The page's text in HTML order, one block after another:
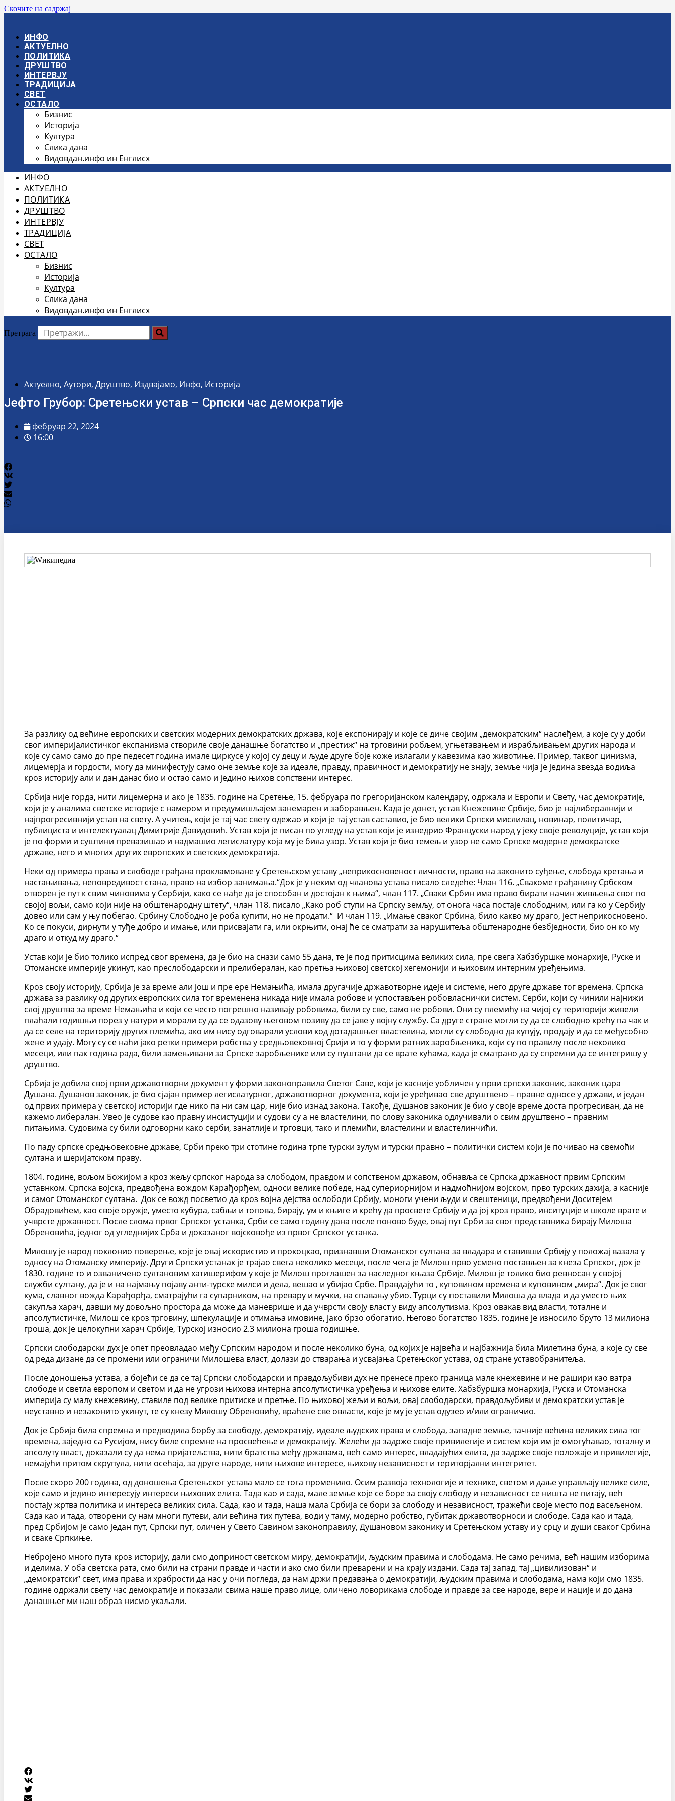
Скочите на садржај
ИНФО
АКТУЕЛНО
ПОЛИТИКА
ДРУШТВО
ИНТЕРВЈУ
ТРАДИЦИЈА
СВЕТ
ОСТАЛО
Бизнис
Историја
Култура
Слика дана
Видовдан.инфо ин Енглисх
ИНФО
АКТУЕЛНО
ПОЛИТИКА
ДРУШТВО
ИНТЕРВЈУ
ТРАДИЦИЈА
СВЕТ
ОСТАЛО
Бизнис
Историја
Култура
Слика дана
Видовдан.инфо ин Енглисх
Претрага
Актуелно, Аутори, Друштво, Издвајамо, Инфо, Историја
Јефто Грубор: Сретењски устав – Српски час демократије
фебруар 22, 2024
16:00
За разлику од већине европских и светских модерних демократских држава, које експонирају и које се диче својим „демократским“ наслеђем, а које су у доби
свог империјалистичког експанизма створиле своје данашње богатство и „престиж“ на трговини робљем, угњетавањем и израбљивањем других народа и
које су само само до пре педесет година имале циркусе у којој су децу и људе друге боје коже излагали у кавезима као животиње. Пример, таквог цинизма,
лицемерја и гордости, могу да минифестују само оне земље које за идеале, правду, правичност и демократију не знају, земље чија је једина звезда водиља
кроз историју али и дан данас био и остао само и једино њихов сопствени интерес.
Србија није горда, нити лицемерна и ако је 1835. године на Сретење, 15. фебруара по грегоријанском календару, одржала и Европи и Свету, час демократије,
који је у аналима светске историје с намером и предумишљајем занемарен и заборављен. Када је донет, устав Кнежевине Србије, био је најлибералнији и
најпрогресивнији устав на свету. А учитељ, који је тај час свету одежао и који је тај устав саставио, је био велики Српски мислилац, новинар, политичар,
публициста и интелектуалац Димитрије Давидовић. Устав који је писан по угледу на устав који је изнедрио Француски народ у јеку своје револуције, устав који
је по форми и суштини превазишао и надмашио легислатуру која му је била узор. Устав који је био темељ и узор не само Српске модерне демократске
државе, него и многих других европских и светских демократија.
Неки од примера права и слободе грађана прокламоване у Сретењском уставу „неприкосновеност личности, право на законито суђење, слобода кретања и
настањивања, неповредивост стана, право на избор занимања.“Док је у неким од чланова устава писало следеће: Члан 116. „Свакоме грађанину Србском
отворен је пут к свим чиновима у Сербији, како се нађе да је способан и достојан к њима“, члан 117. „Сваки Србин има право бирати начин живљења свог по
својој вољи, само који није на обштенародну штету“, члан 118. писало „Како роб ступи на Српску земљу, от онога часа постаје слободним, или га ко у Сербију
довео или сам у њу побегао. Србину Слободно је роба купити, но не продати.“ И члан 119. „Имање сваког Србина, било какво му драго, јест неприкосновено.
Ко се покуси, дирнути у туђе добро и имање, или присвајати га, или окрњити, онај ће се сматрати за нарушитеља обштенародне безбједности, био он ко му
драго и откуд му драго.“
Устав који је био толико испред свог времена, да је био на снази само 55 дана, те је под притисцима великих сила, пре свега Хабзбуршке монархије, Руске и
Отоманске империје укинут, као преслободарски и прелибералан, као претња њиховој светској хегемонији и њиховим интерним уређењима.
Кроз своју историју, Србија је за време али још и пре ере Немањића, имала другачије државотворне идеје и системе, него друге државе тог времена. Српска
држава за разлику од других европских сила тог временена никада није имала робове и успостављен робовласнички систем. Серби, који су чинили најнижи
слој друштва за време Немањића и који се често погрешно називају робовима, били су све, само не робови. Они су племићу на чијој су територији живели
плаћали годишњи порез у натури и морали су да се одазову његовом позиву да се јаве у војну службу. Са друге стране могли су да се слободно крећу па чак и
да се селе на територију других племића, ако им нису одговарали услови код дотадашњег властелина, могли су слободно да купују, продају и да се међусобно
жене и удају. Могу су се наћи јако ретки примери робства у средњовековној Срији и то у форми ратних заробљеника, који су по правилу после неколико
месеци, или пак година рада, били замењивани за Српске заробљенике или су пуштани да се врате кућама, када је сматрано да су спремни да се интегришу у
друштво.
Србија је добила свој први државотворни документ у форми законоправила Светог Саве, који је касније уобличен у први српски законик, законик цара
Душана. Душанов законик, је био сјајан пример легислатурног, државотворног документа, који је уређивао све друштвено – правне односе у држави, и један
од првих примера у светској историји где нико па ни сам цар, није био изнад закона. Такође, Душанов законик је био у своје време доста прогресиван, да не
кажемо либералан. Увео је судове као правну инсистуцији и судови су а не властелини, по слову законика одлучивали о свим друштвено – правним
питањима. Судовима су били одговорни како серби, занатлије и трговци, тако и племићи, властелини и властелинчићи.
По паду српске средњовековне државе, Срби преко три стотине година трпе турски зулум и турски правно – политички систем који је почивао на свемоћи
султана и шеријатском праву.
1804. године, вољом Божијом а кроз жељу српског народа за слободом, правдом и сопственом државом, обнавља се Српска државност првим Српским
уставнком. Српска војска, предвођена вождом Карађорђем, односи велике победе, над супериорнијом и надмоћнијом војском, прво турских дахија, а касније
и самог Отоманског султана. Док се вожд посветио да кроз војна дејства ослободи Србију, моноги учени људи и свештеници, предвођени Доситејем
Обрадовићем, као своје оружје, уместо кубура, сабљи и топова, бирају, ум и књиге и крећу да просвете Србију и да јој кроз право, инситуције и школе врате и
учврсте државност. После слома првог Српског устанка, Срби се само годину дана после поново буде, овај пут Срби за свог представника бирају Милоша
Обреновића, једног од угледнијих Срба и доказаног војсковође из првог Српског устанка.
Милошу је народ поклонио поверење, које је овај искористио и прокоцкао, признавши Отоманског султана за владара и ставивши Србију у положај вазала у
односу на Отоманску империју. Други Српски устанак је трајао свега неколико месеци, после чега је Милош прво усмено постављен за кнеза Српског, док је
1830. године то и озваничено султановим хатишерифом у које је Милош проглашен за наследног књаза Србије. Милош је толико био ревносан у својој
служби султану, да је и на најмању појаву анти-турске милси и дела, вешао и убијао Србе. Правдајући то , куповином времена и куповином „мира“. Док је свог
кума, славног вожда Карађорђа, сматрајући га супарником, на превару и мучки, на спавању убио. Турци су поставили Милоша да влада и да уместо њих
сакупља харач, давши му довољно простора да може да маневрише и да учврсти своју власт у виду апсолутизма. Кроз овакав вид власти, тоталне и
апсолутистичке, Милош се кроз трговину, шпекулације и отимања имовине, јако брзо обогатио. Његово богатство 1835. године је износило бруто 13 милиона
гроша, док је целокупни харач Србије, Турској износио 2.3 милиона гроша годишње.
Српски слободарски дух је опет преовладао међу Српским народом и после неколико буна, од којих је највећа и најбажнија била Милетина буна, а које су све
од реда дизане да се промени или ограничи Милошева власт, долази до стварања и усвајања Сретењског устава, од стране уставобранитеља.
После доношења устава, а бојећи се да се тај Српски слободарски и правдољубиви дух не пренесе преко граница мале кнежевине и не рашири као ватра
слободе и светла европом и светом и да не угрози њихова интерна апсолутистичка уређења и њихове елите. Хабзбуршка монархија, Руска и Отоманска
империја су малу кнежевину, ставиле под велике притиске и претње. По њиховој жељи и вољи, овај слободарски, правдољубиви и демократски устав је
неуставно и незаконито укинут, те су кнезу Милошу Обреновићу, враћене све овласти, које је му је устав одузео и/или ограничио.
Док је Србија била спремна и предводила борбу за слободу, демократију, идеале људских права и слобода, западне земље, тачније већина великих сила тог
времена, заједно са Русијом, нису биле спремне на просвећење и демократију. Желећи да задрже своје привилегије и систем који им је омогућавао, тоталну и
апсолуту власт, доказали су да нема пријатељства, нити братства међу државама, већ само интерес, владајућих елита, да задрже своје положаје и привилегије,
немајући притом скрупула, нити осећаја, за друге народе, нити њихове интересе, њихову независност и територјални интегритет.
После скоро 200 година, од доношења Сретењског устава мало се тога променило. Осим развоја технологије и технике, светом и даље управљају велике силе,
које само и једино интересују интереси њихових елита. Тада као и сада, мале земље које се боре за своју слободу и независност се ништа не питају, већ
постају жртва политика и интереса великих сила. Сада, као и тада, наша мала Србија се бори за слободу и независност, тражећи своје место под васељеном.
Сада као и тада, отворени су нам многи путеви, али већина тих путева, води у таму, модерно робство, губитак државотворноси и слободе. Сада као и тада,
пред Србијом је само један пут, Српски пут, оличен у Свето Савином законоправилу, Душановом законику и Сретењском уставу и у срцу и души сваког Србина
и сваке Српкиње.
Небројено много пута кроз историју, дали смо доприност светском миру, демократији, људским правима и слободама. Не само речима, већ нашим изборима
и делима. У оба светска рата, смо били на страни правде и части и ако смо били преварени и на крају издани. Сада тај запад, тај „цивилизован“ и
„демократски“ свет, има права и храбрости да нас у очи погледа, да нам држи предавања о демократији, људским правима и слободама, нама који смо 1835.
године одржали свету час демократије и показали свима наше право лице, оличено ловорикама слободе и правде за све народе, вере и нације и до дана
данашњег ми наш образ нисмо укаљали.